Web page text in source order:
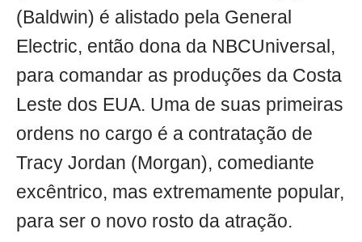
(Baldwin) é alistado pela General
Electric, então dona da NBCUniversal,
para comandar as produções da Costa
Leste dos EUA. Uma de suas primeiras
ordens no cargo é a contratação de
Tracy Jordan (Morgan), comediante
excêntrico, mas extremamente popular,
para ser o novo rosto da atração.